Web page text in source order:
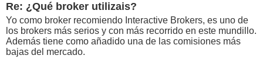
Re: ¿Qué broker utilizais?
Yo como broker recomiendo Interactive Brokers, es uno de
los brokers más serios y con más recorrido en este mundillo.
Además tiene como añadido una de las comisiones más
bajas del mercado.